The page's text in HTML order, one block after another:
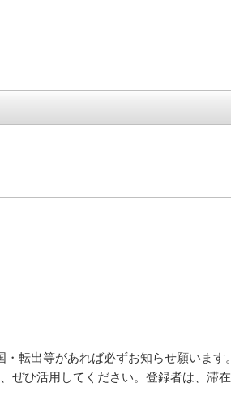
転出等があれば必ずお知らせ願います。
、ぜひ活用してください。登録者は、滞